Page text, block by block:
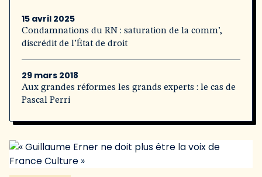
15 avril 2025
Condamnations du RN : saturation de la comm’,
discrédit de l’État de droit
29 mars 2018
Aux grandes réformes les grands experts : le cas de
Pascal Perri